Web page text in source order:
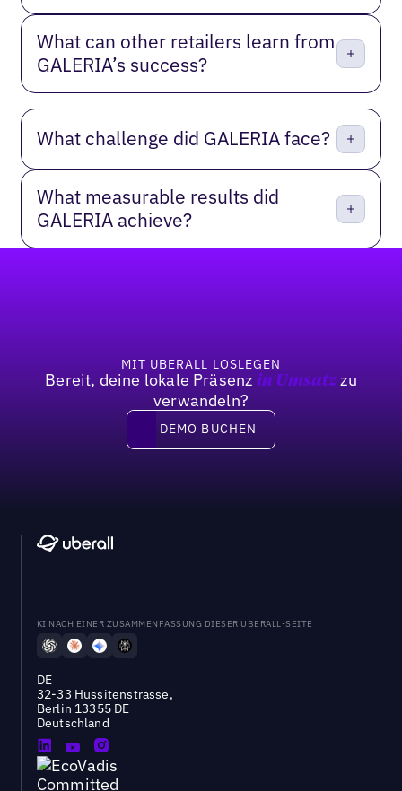
What can other retailers learn from
GALERIA’s success?
What challenge did GALERIA face?
What measurable results did
GALERIA achieve?
MIT UBERALL LOSLEGEN
Bereit, deine lokale Präsenz in Umsatzzu
verwandeln?
DEMO BUCHEN
DEMO BUCHEN
KI NACH EINER ZUSAMMENFASSUNG DIESER UBERALL-SEITE
DE
32-33 Hussitenstrasse,
Berlin 13355 DE
Deutschland